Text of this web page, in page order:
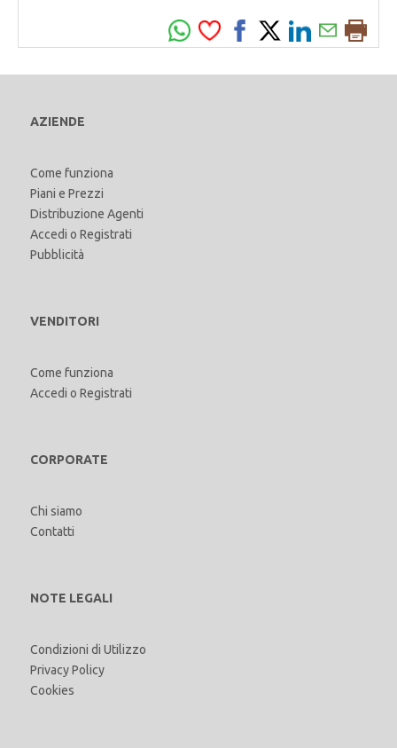
AZIENDE
Come funziona
Piani e Prezzi
Distribuzione Agenti
Accedi o Registrati
Pubblicità
VENDITORI
Come funziona
Accedi o Registrati
CORPORATE
Chi siamo
Contatti
NOTE LEGALI
Condizioni di Utilizzo
Privacy Policy
Cookies